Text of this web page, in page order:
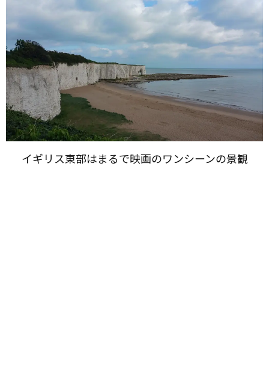
イギリス東部は​まるで​映画の​ワンシーンの​景観